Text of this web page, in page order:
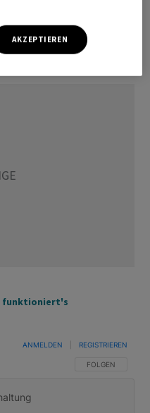
DP/nas
funktioniert's
FOLGE DIESER
FOLGEN
ANMELDEN REGISTRIEREN
AKZEPTIEREN